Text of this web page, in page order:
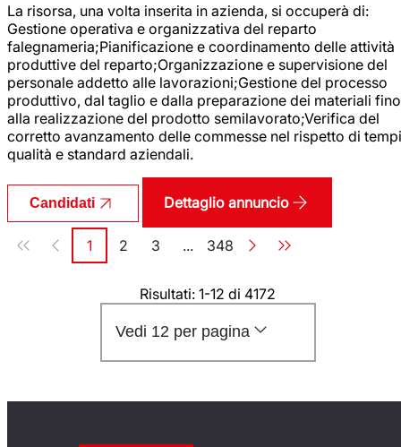
La risorsa, una volta inserita in azienda, si occuperà di:
Gestione operativa e organizzativa del reparto
falegnameria;Pianificazione e coordinamento delle attività
produttive del reparto;Organizzazione e supervisione del
personale addetto alle lavorazioni;Gestione del processo
produttivo, dal taglio e dalla preparazione dei materiali fino
alla realizzazione del prodotto semilavorato;Verifica del
corretto avanzamento delle commesse nel rispetto di
qualità e standard aziendali.
Candidati Dettaglio annuncio
Paginazione
Pagina
1 Pagina
2 Pagina
3 ... Pagina
348
Risultati: 1-12 di 4172
Vedi 12 per pagina